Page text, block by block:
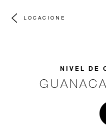
LOCACIONE
NIVEL DE